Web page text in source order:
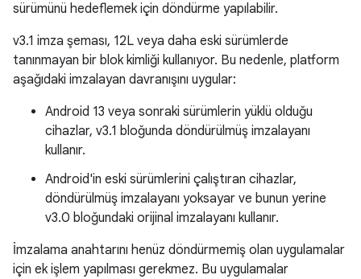
sürümünü hedeflemek için döndürme yapılabilir.
v3.1 imza şeması, 12L veya daha eski sürümlerde
tanınmayan bir blok kimliği kullanıyor. Bu nedenle, platform
aşağıdaki imzalayan davranışını uygular:
Android 13 veya sonraki sürümlerin yüklü olduğu
cihazlar, v3.1 bloğunda döndürülmüş imzalayanı
kullanır.
Android'in eski sürümlerini çalıştıran cihazlar,
döndürülmüş imzalayanı yoksayar ve bunun yerine
v3.0 bloğundaki orijinal imzalayanı kullanır.
İmzalama anahtarını henüz döndürmemiş olan uygulamalar
için ek işlem yapılması gerekmez. Bu uygulamalar